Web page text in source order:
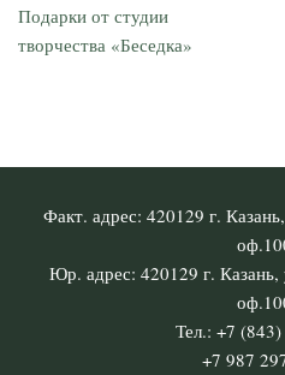
Подарки от студии
творчества «Беседка»
Факт. адрес: 420129 г.
Юр. адрес: 420129 г. Казань,
Тел.: +7
+7 987